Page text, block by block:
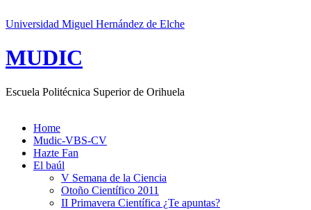
Universidad Miguel Hernández de Elche
MUDIC
Escuela Politécnica Superior de Orihuela
Home
Mudic-VBS-CV
Hazte Fan
El baúl
V Semana de la Ciencia
Otoño Científico 2011
II Primavera Científica ¿Te apuntas?